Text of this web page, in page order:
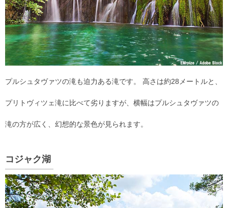
プルシュタヴァツの滝も迫力ある滝です。 高さは約28メートルと、
プリトヴィツェ滝に比べて劣りますが、横幅はプルシュタヴァツの
滝の方が広く、幻想的な景色が見られます。
コジャク湖